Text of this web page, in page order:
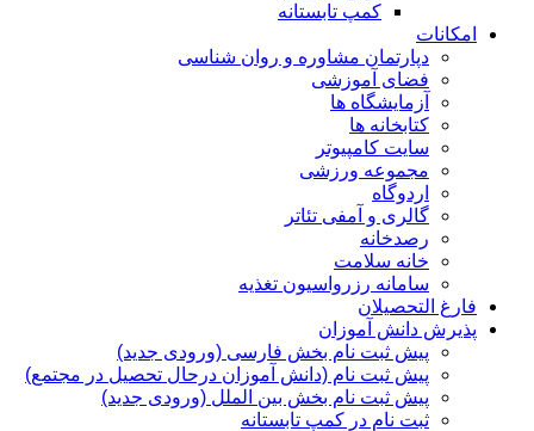
کمپ تابستانه
امکانات
دپارتمان مشاوره و روان شناسی
فضای آموزشی
آزمایشگاه ها
کتابخانه ها
سایت کامپیوتر
مجموعه ورزشی
اردوگاه
گالری و آمفی تئاتر
رصدخانه
خانه سلامت
سامانه رزرواسیون تغذیه
فارغ التحصیلان
پذیرش دانش آموزان
پیش ثبت نام بخش فارسی (ورودی جدید)
پیش ثبت نام (دانش آموزان درحال تحصیل در مجتمع)
پیش ثبت نام بخش بین الملل (ورودی جدید)
ثبت نام در کمپ تابستانه